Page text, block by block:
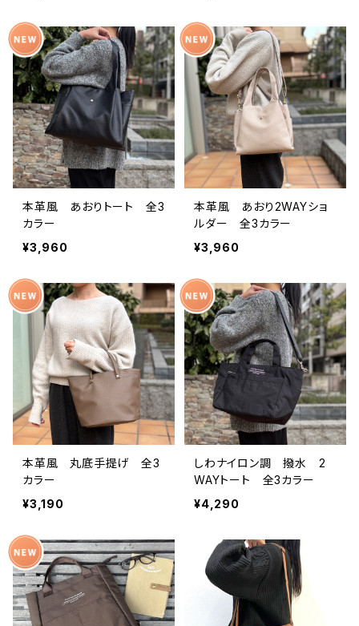
本革風 あおりトート 全3
カラー
¥3,960
本革風 あおり2WAYショ
ルダー 全3カラー
¥3,960
本革風 丸底手提げ 全3
カラー
¥3,190
しわナイロン調 撥水 2
WAYトート 全3カラー
¥4,290